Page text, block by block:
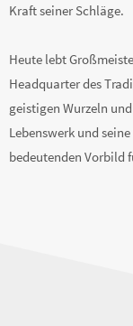
Kraft seiner Schläge.
Heute lebt
Headquarter des
geistigen Wurzeln
Lebenswerk und
bedeutenden Vorbild